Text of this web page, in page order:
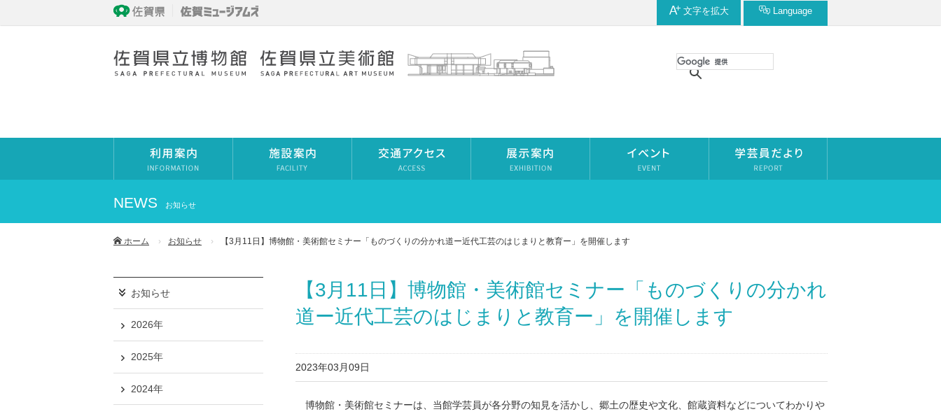
文字を拡大 Language
NEWS お知らせ
ホーム お知らせ 【3月11日】博物館・美術館セミナー「ものづくりの分かれ道ー近代工芸のはじまりと教育ー」を開催します
【3月11日】博物館・美術館セミナー「ものづくりの分かれ
道ー近代工芸のはじまりと教育ー」を開催します
2023年03月09日
博物館・美術館セミナーは、当館学芸員が各分野の知見を活かし、郷土の歴史や文化、館蔵資料などについてわかりや
お知らせ
2026年
2025年
2024年